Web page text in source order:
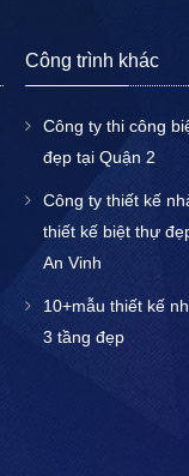
Công trình khác
Công ty thi công
đẹp tại Quận 2
Công ty thiết kế
thiết kế biệt thự
An Vinh
10+mẫu thiết kế
3 tầng đẹp